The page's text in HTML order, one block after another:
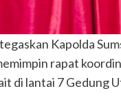
Kapolda
rapat
di lantai 7 Gedung